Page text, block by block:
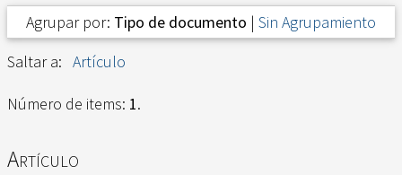
Agrupar por: Tipo de documento | Sin Agrupamiento
Saltar a: Artículo
Número de items: 1.
Artículo